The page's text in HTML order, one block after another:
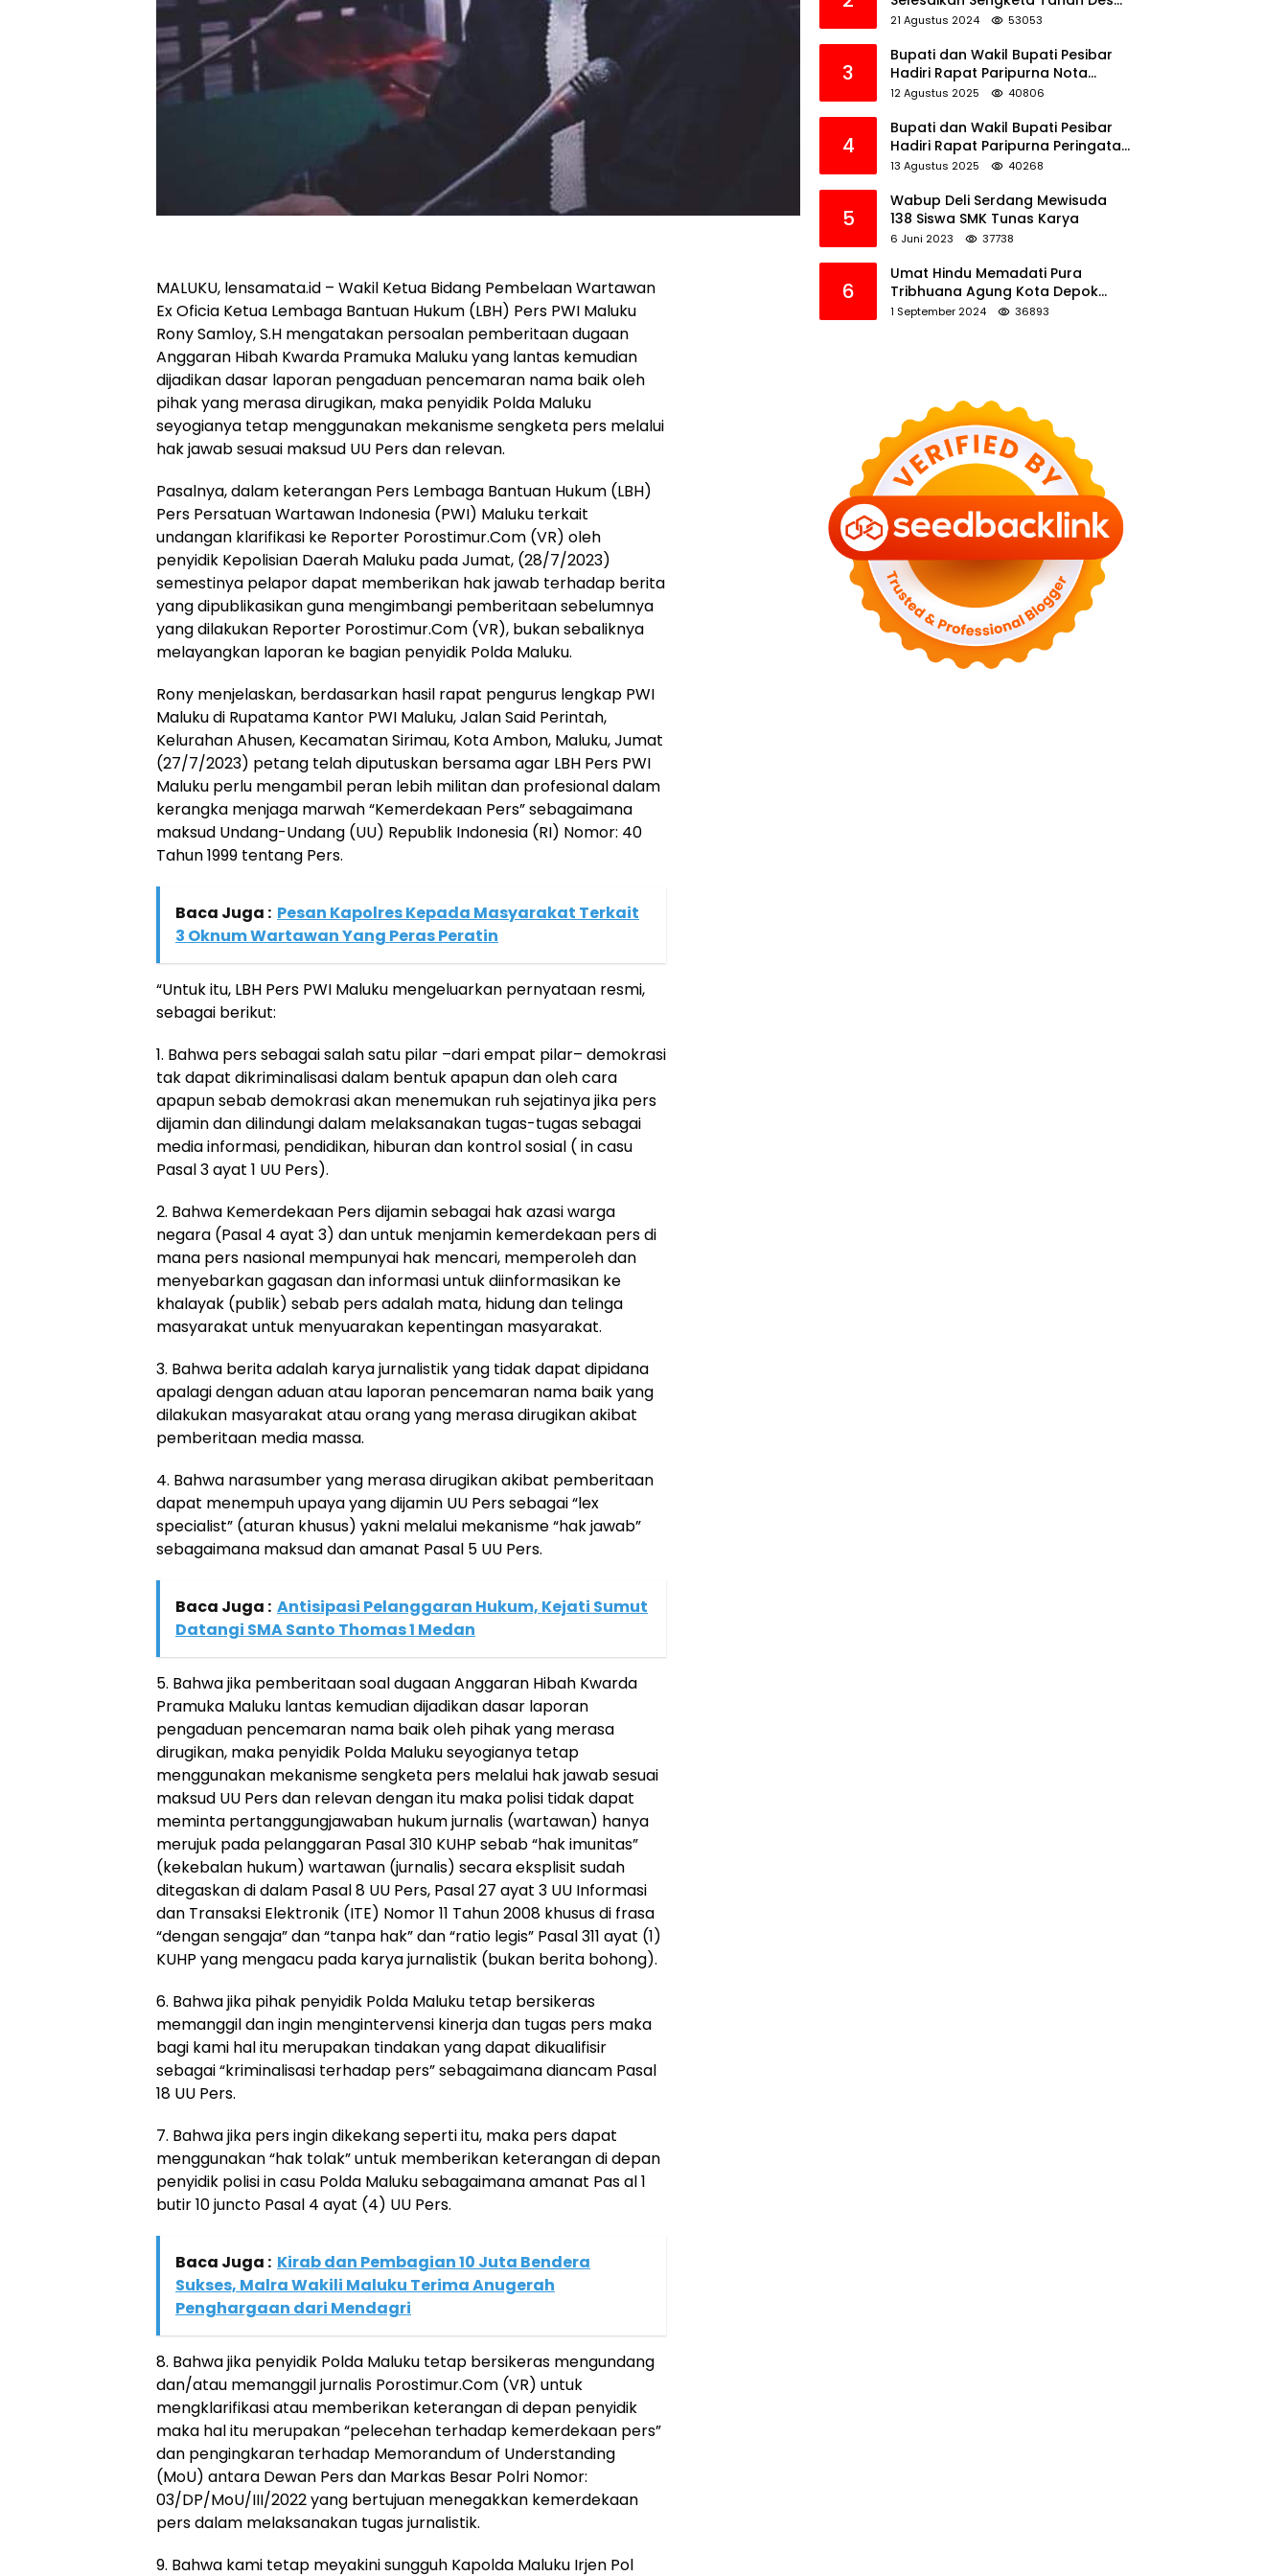
MALUKU, lensamata.id – Wakil Ketua Bidang Pembelaan Wartawan
Ex Oficia Ketua Lembaga Bantuan Hukum (LBH) Pers PWI Maluku
Rony Samloy, S.H mengatakan persoalan pemberitaan dugaan
Anggaran Hibah Kwarda Pramuka Maluku yang lantas kemudian
dijadikan dasar laporan pengaduan pencemaran nama baik oleh
pihak yang merasa dirugikan, maka penyidik Polda Maluku
seyogianya tetap menggunakan mekanisme sengketa pers melalui
hak jawab sesuai maksud UU Pers dan relevan.
Pasalnya, dalam keterangan Pers Lembaga Bantuan Hukum (LBH)
Pers Persatuan Wartawan Indonesia (PWI) Maluku terkait
undangan klarifikasi ke Reporter Porostimur.Com (VR) oleh
penyidik Kepolisian Daerah Maluku pada Jumat, (28/7/2023)
semestinya pelapor dapat memberikan hak jawab terhadap berita
yang dipublikasikan guna mengimbangi pemberitaan sebelumnya
yang dilakukan Reporter Porostimur.Com (VR), bukan sebaliknya
melayangkan laporan ke bagian penyidik Polda Maluku.
Rony menjelaskan, berdasarkan hasil rapat pengurus lengkap PWI
Maluku di Rupatama Kantor PWI Maluku, Jalan Said Perintah,
Kelurahan Ahusen, Kecamatan Sirimau, Kota Ambon, Maluku, Jumat
(27/7/2023) petang telah diputuskan bersama agar LBH Pers PWI
Maluku perlu mengambil peran lebih militan dan profesional dalam
kerangka menjaga marwah “Kemerdekaan Pers” sebagaimana
maksud Undang-Undang (UU) Republik Indonesia (RI) Nomor: 40
Tahun 1999 tentang Pers.
Baca Juga : Pesan Kapolres Kepada Masyarakat Terkait
3 Oknum Wartawan Yang Peras Peratin
“Untuk itu, LBH Pers PWI Maluku mengeluarkan pernyataan resmi,
sebagai berikut:
1. Bahwa pers sebagai salah satu pilar –dari empat pilar– demokrasi
tak dapat dikriminalisasi dalam bentuk apapun dan oleh cara
apapun sebab demokrasi akan menemukan ruh sejatinya jika pers
dijamin dan dilindungi dalam melaksanakan tugas-tugas sebagai
media informasi, pendidikan, hiburan dan kontrol sosial ( in casu
Pasal 3 ayat 1 UU Pers).
2. Bahwa Kemerdekaan Pers dijamin sebagai hak azasi warga
negara (Pasal 4 ayat 3) dan untuk menjamin kemerdekaan pers di
mana pers nasional mempunyai hak mencari, memperoleh dan
menyebarkan gagasan dan informasi untuk diinformasikan ke
khalayak (publik) sebab pers adalah mata, hidung dan telinga
masyarakat untuk menyuarakan kepentingan masyarakat.
3. Bahwa berita adalah karya jurnalistik yang tidak dapat dipidana
apalagi dengan aduan atau laporan pencemaran nama baik yang
dilakukan masyarakat atau orang yang merasa dirugikan akibat
pemberitaan media massa.
4. Bahwa narasumber yang merasa dirugikan akibat pemberitaan
dapat menempuh upaya yang dijamin UU Pers sebagai “lex
specialist” (aturan khusus) yakni melalui mekanisme “hak jawab”
sebagaimana maksud dan amanat Pasal 5 UU Pers.
Baca Juga : Antisipasi Pelanggaran Hukum, Kejati Sumut
Datangi SMA Santo Thomas 1 Medan
5. Bahwa jika pemberitaan soal dugaan Anggaran Hibah Kwarda
Pramuka Maluku lantas kemudian dijadikan dasar laporan
pengaduan pencemaran nama baik oleh pihak yang merasa
dirugikan, maka penyidik Polda Maluku seyogianya tetap
menggunakan mekanisme sengketa pers melalui hak jawab sesuai
maksud UU Pers dan relevan dengan itu maka polisi tidak dapat
meminta pertanggungjawaban hukum jurnalis (wartawan) hanya
merujuk pada pelanggaran Pasal 310 KUHP sebab “hak imunitas”
(kekebalan hukum) wartawan (jurnalis) secara eksplisit sudah
ditegaskan di dalam Pasal 8 UU Pers, Pasal 27 ayat 3 UU Informasi
dan Transaksi Elektronik (ITE) Nomor 11 Tahun 2008 khusus di frasa
“dengan sengaja” dan “tanpa hak” dan “ratio legis” Pasal 311 ayat (1)
KUHP yang mengacu pada karya jurnalistik (bukan berita bohong).
6. Bahwa jika pihak penyidik Polda Maluku tetap bersikeras
memanggil dan ingin mengintervensi kinerja dan tugas pers maka
bagi kami hal itu merupakan tindakan yang dapat dikualifisir
sebagai “kriminalisasi terhadap pers” sebagaimana diancam Pasal
18 UU Pers.
7. Bahwa jika pers ingin dikekang seperti itu, maka pers dapat
menggunakan “hak tolak” untuk memberikan keterangan di depan
penyidik polisi in casu Polda Maluku sebagaimana amanat Pas al 1
butir 10 juncto Pasal 4 ayat (4) UU Pers.
Baca Juga : Kirab dan Pembagian 10 Juta Bendera
Sukses, Malra Wakili Maluku Terima Anugerah
Penghargaan dari Mendagri
8. Bahwa jika penyidik Polda Maluku tetap bersikeras mengundang
dan/atau memanggil jurnalis Porostimur.Com (VR) untuk
mengklarifikasi atau memberikan keterangan di depan penyidik
maka hal itu merupakan “pelecehan terhadap kemerdekaan pers”
dan pengingkaran terhadap Memorandum of Understanding
(MoU) antara Dewan Pers dan Markas Besar Polri Nomor:
03/DP/MoU/III/2022 yang bertujuan menegakkan kemerdekaan
pers dalam melaksanakan tugas jurnalistik.
9. Bahwa kami tetap meyakini sungguh Kapolda Maluku Irjen Pol
Tawamalewe
21 Agustus 2024 53053
3
Bupati dan Wakil Bupati Pesibar
Hadiri Rapat Paripurna Nota
Keuangan Ranperda APBD
12 Agustus 2025 40806
4
Bupati dan Wakil Bupati Pesibar
Hadiri Rapat Paripurna Peringatan
HUT Ke-12 Pesibar
13 Agustus 2025 40268
5
Wabup Deli Serdang Mewisuda
138 Siswa SMK Tunas Karya
6 Juni 2023 37738
6
Umat Hindu Memadati Pura
Tribhuana Agung Kota Depok
Jawa Barat
1 September 2024 36893